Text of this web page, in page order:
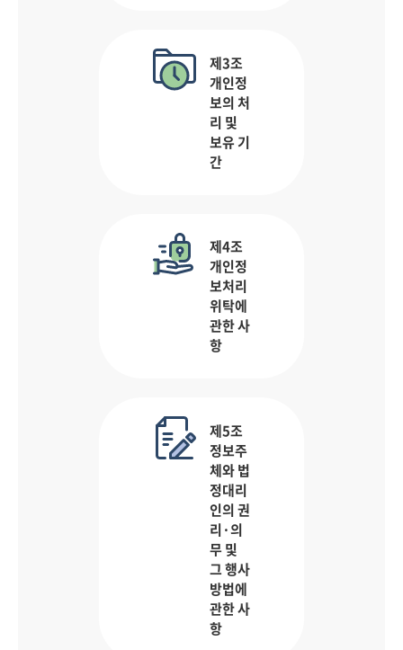
제3조
개인정
보의 처
리 및
보유 기
간
제4조
개인정
보처리
위탁에
관한 사
항
제5조
정보주
체와 법
정대리
인의 권
리·의
무 및
그 행사
방법에
관한 사
항